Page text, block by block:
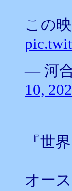
この
— 河
10,
『世
オー